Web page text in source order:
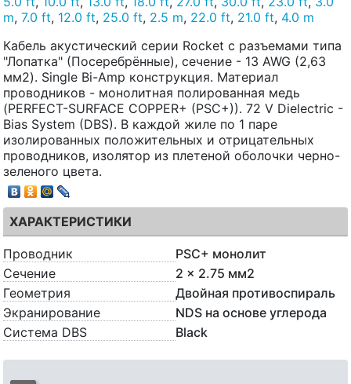
m, 7.0 ft, 12.0 ft, 25.0 ft, 2.5 m, 22.0 ft, 21.0 ft, 4.0 m
Кабель акустический серии Rocket с разъемами типа
"Лопатка" (Посеребрённые), сечение - 13 AWG (2,63
мм2). Single Bi-Amp конструкция. Материал
проводников - монолитная полированная медь
(PERFECT-SURFACE COPPER+ (PSC+)). 72 V Dielectric -
Bias System (DBS). В каждой жиле по 1 паре
изолированных положительных и отрицательных
проводников, изолятор из плетеной оболочки черно-
зеленого цвета.
ХАРАКТЕРИСТИКИ
Проводник
PSC+ монолит
Сечение
2 x 2.75 мм2
Геометрия
Двойная противоспираль
Экранирование
NDS на основе углерода
Система DBS
Black